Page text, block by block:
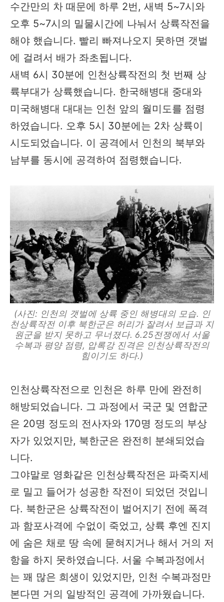
수간만의 차 때문에 하루 2번, 새벽 5~7시와
오후 5~7시의 밀물시간에 나눠서 상륙작전을
해야 했습니다. 빨리 빠져나오지 못하면 갯벌
에 걸려서 배가 좌초됩니다.
새벽 6시 30분에 인천상륙작전의 첫 번째 상
륙부대가 상륙했습니다. 한국해병대 중대와
미국해병대 대대는 인천 앞의 월미도를 점령
하였습니다. 오후 5시 30분에는 2차 상륙이
시도되었습니다. 이 공격에서 인천의 북부와
남부를 동시에 공격하여 점령했습니다.
(사진: 인천의 갯벌에 상륙 중인 해병대의 모습. 인
천상륙작전 이후 북한군은 허리가 잘려서 보급과 지
원군을 받지 못하고 무너졌다. 6.25전쟁에서 서울
수복과 평양 점령, 압록강 진격은 인천상륙작전의
힘이기도 하다.)
인천상륙작전으로 인천은 하루 만에 완전히
해방되었습니다. 그 과정에서 국군 및 연합군
은 20명 정도의 전사자와 170명 정도의 부상
자가 있었지만, 북한군은 완전히 분쇄되었습
니다.
그야말로 영화같은 인천상륙작전은 파죽지세
로 밀고 들어가 성공한 작전이 되었던 것입니
다. 북한군은 상륙작전이 벌어지기 전에 폭격
과 함포사격에 수없이 죽었고, 상륙 후엔 진지
에 숨은 채로 땅 속에 묻혀지거나 해서 거의 저
항을 하지 못하였습니다. 서울 수복과정에서
는 꽤 많은 희생이 있었지만, 인천 수복과정만
본다면 거의 일방적인 공격에 가까웠습니다.